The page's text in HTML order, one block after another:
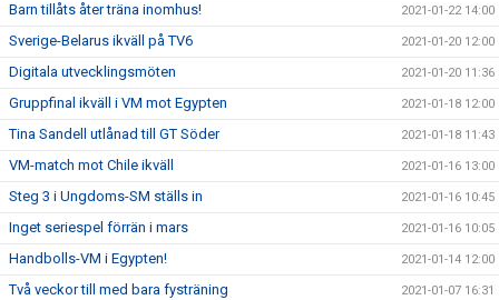
Barn tillåts åter träna inomhus! 2021-01-22 14:00
Sverige-Belarus ikväll på TV6 2021-01-20 12:00
Digitala utvecklingsmöten 2021-01-20 11:36
Gruppfinal ikväll i VM mot Egypten 2021-01-18 12:00
Tina Sandell utlånad till GT Söder 2021-01-18 11:43
VM-match mot Chile ikväll 2021-01-16 13:00
Steg 3 i Ungdoms-SM ställs in 2021-01-16 10:45
Inget seriespel förrän i mars 2021-01-16 10:05
Handbolls-VM i Egypten! 2021-01-14 12:00
Två veckor till med bara fysträning 2021-01-07 16:31